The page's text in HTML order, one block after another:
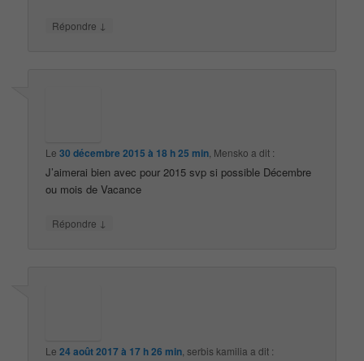
Répondre ↓
Le30 décembre 2015 à 18 h 25 min Mensko a dit :
J’aimerai bien avec pour 2015 svp si possible Décembre
ou mois de Vacance
Répondre ↓
Le24 août 2017 à 17 h 26 min ,serbis kamilia a dit :